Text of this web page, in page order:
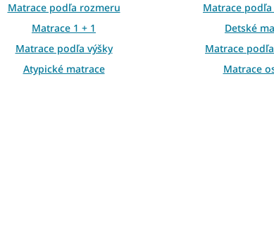
i
e
p
r
v
k
Matrace podľa rozmeru Matrace
Matrace 1 + 1
Detské
Matrace podľa výšky
Matrace
Atypické matrace
Matrace